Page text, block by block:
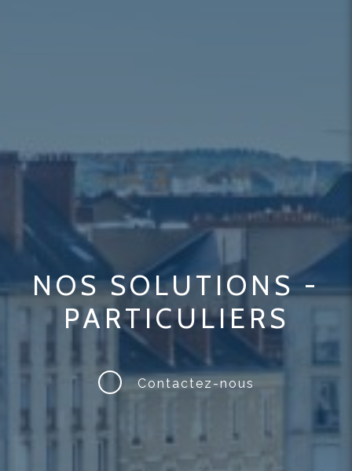
NOS SOLUTIONS -
PARTICULIERS
Contactez-nous